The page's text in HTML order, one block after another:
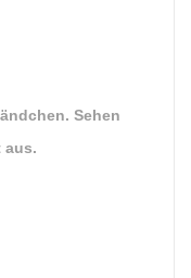
Sehen
aus.